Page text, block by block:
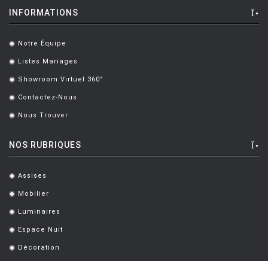
INFORMATIONS
. Notre Équipe
. Listes Mariages
. Showroom Virtuel 360°
. Contactez-Nous
. Nous Trouver
NOS RUBRIQUES
. Assises
. Mobilier
. Luminaires
. Espace Nuit
. Décoration